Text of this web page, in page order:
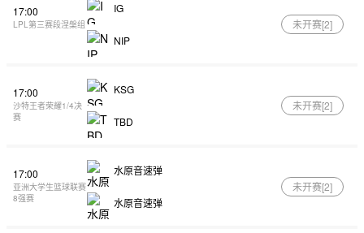
17:00
LPL第三赛段涅槃组
IG
NIP
未开赛[2]
17:00
沙特王者荣耀1/4决
赛
KSG
TBD
未开赛[2]
17:00
亚洲大学生篮球联赛
8强赛
水原音速弹
水原音速弹
未开赛[2]